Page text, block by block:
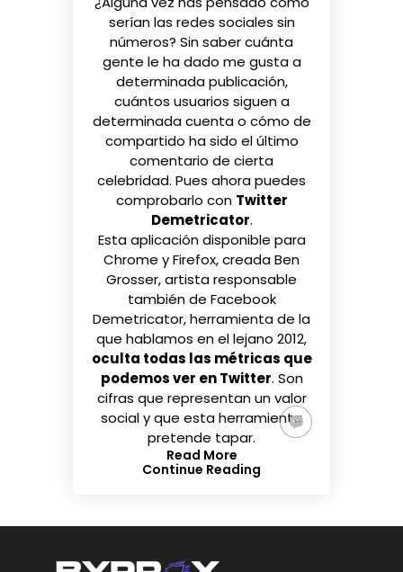
serían las redes sociales sin
números? Sin saber cuánta
gente le ha dado me gusta a
determinada publicación,
cuántos usuarios siguen a
determinada cuenta o cómo de
compartido ha sido el último
comentario de cierta
celebridad. Pues ahora puedes
comprobarlo con Twitter
Demetricator.
Esta aplicación disponible para
Chrome yFirefox, creada Ben
Grosser, artista responsable
también de Facebook
Demetricator, herramientade la
que hablamos en el lejano 2012,
oculta todas las métricas que
podemos ver en Twitter. Son
cifras que representan un valor
social y que esta herramienta
pretende tapar.
Read More
Continue Reading